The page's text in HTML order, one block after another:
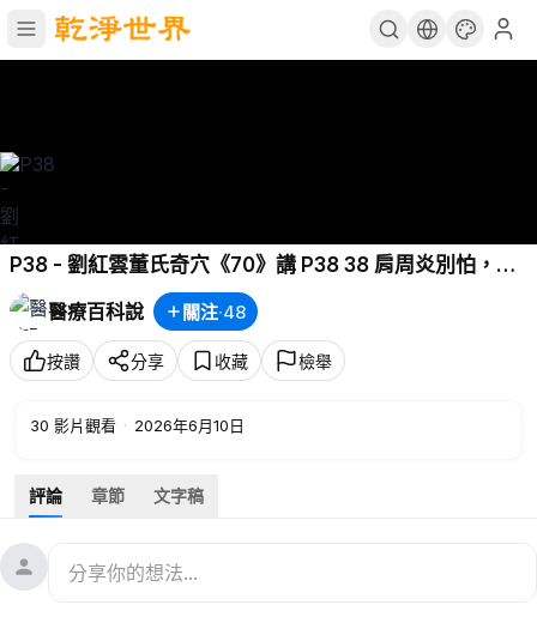
P38 - 劉紅雲董氏奇穴《70》講 P38 38 肩周炎別怕，用
好1個穴位，肩膀不酸，關節不痛
醫療百科說
關注·48
按讚 分享 收藏 檢舉
30 影片觀看 · 2026年6月10日
評論 章節 文字稿